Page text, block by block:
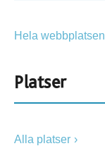
Hela webbplatsen
Platser
Alla platser